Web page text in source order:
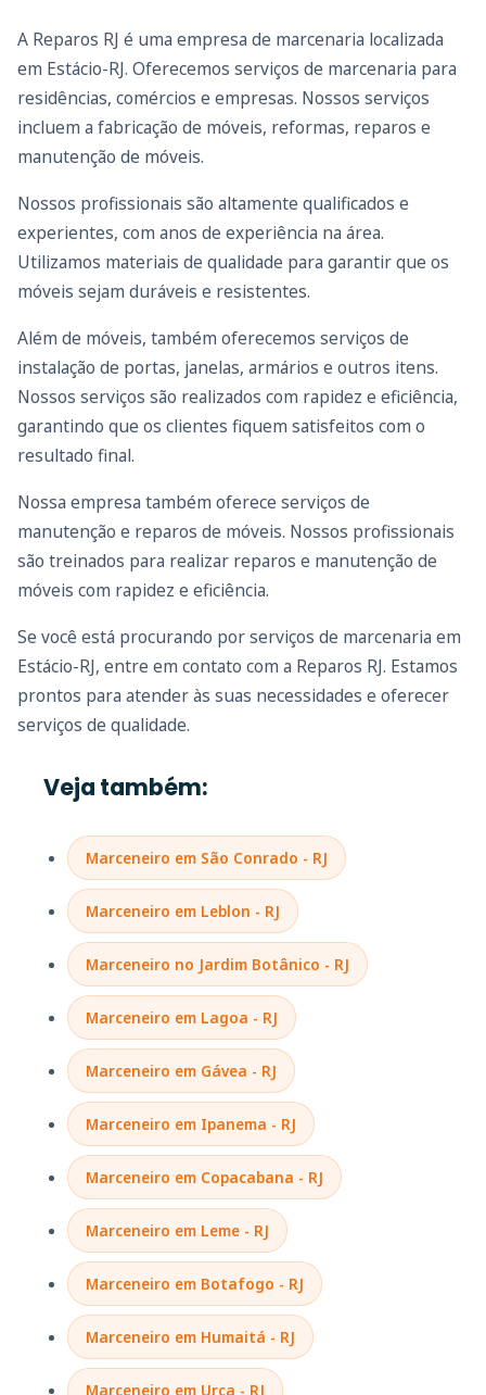
A Reparos RJ é uma empresa de marcenaria localizada
em Estácio-RJ. Oferecemos serviços de marcenaria para
residências, comércios e empresas. Nossos serviços
incluem a fabricação de móveis, reformas, reparos e
manutenção de móveis.
Nossos profissionais são altamente qualificados e
experientes, com anos de experiência na área.
Utilizamos materiais de qualidade para garantir que os
móveis sejam duráveis e resistentes.
Além de móveis, também oferecemos serviços de
instalação de portas, janelas, armários e outros itens.
Nossos serviços são realizados com rapidez e eficiência,
garantindo que os clientes fiquem satisfeitos com o
resultado final.
Nossa empresa também oferece serviços de
manutenção e reparos de móveis. Nossos profissionais
são treinados para realizar reparos e manutenção de
móveis com rapidez e eficiência.
Se você está procurando por serviços de marcenaria em
Estácio-RJ, entre em contato com a Reparos RJ. Estamos
prontos para atender às suas necessidades e oferecer
serviços de qualidade.
Veja também:
Marceneiro em São Conrado - RJ
Marceneiro em Leblon - RJ
Marceneiro no Jardim Botânico - RJ
Marceneiro em Lagoa - RJ
Marceneiro em Gávea - RJ
Marceneiro em Ipanema - RJ
Marceneiro em Copacabana - RJ
Marceneiro em Leme - RJ
Marceneiro em Botafogo - RJ
Marceneiro em Humaitá - RJ
Marceneiro em Urca - RJ